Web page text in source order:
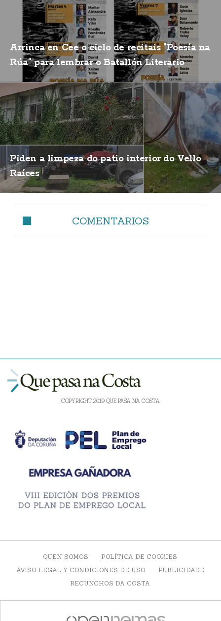
Arrinca en Cee o ciclo de recitais "Poesía na
Rúa" para lembrar o Batallón Literario
Piden a limpeza do patio interior do Vello
Raíces
COMENTARIOS
COPYRIGHT 2019 QUE PASA NA COSTA
QUEN SOMOS
POLÍTICA DE COOKIES
AVISO LEGAL Y CONDICIONES DE USO
PUBLICIDADE
RECUNCHOS DA COSTA